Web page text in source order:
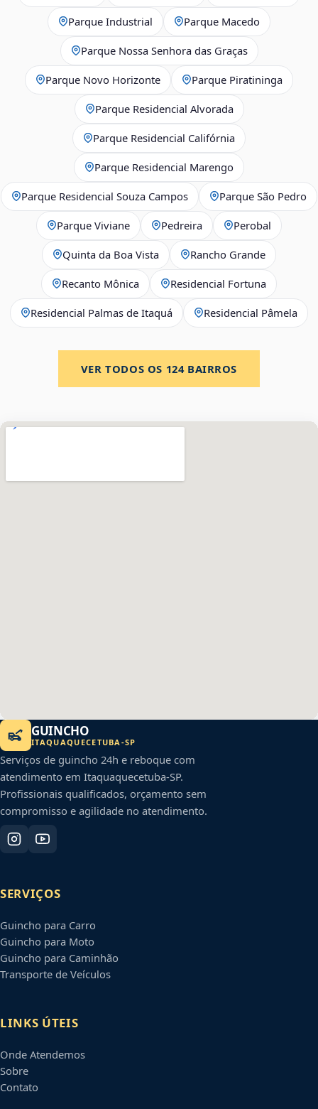
Parque Industrial Parque Macedo
Parque Nossa Senhora das Graças
Parque Novo Horizonte Parque Piratininga
Parque Residencial Alvorada
Parque Residencial Califórnia
Parque Residencial Marengo
Parque Residencial Souza Campos Parque São Pedro
Parque Viviane Pedreira Perobal
Quinta da Boa Vista Rancho Grande
Recanto Mônica Residencial Fortuna
Residencial Palmas de Itaquá Residencial Pâmela
VER TODOS OS 124BAIRROS
GUINCHO
ITAQUAQUECETUBA -SP
Serviços de guincho 24h e reboque com
atendimento em Itaquaquecetuba-SP.
Profissionais qualificados, orçamento sem
compromisso e agilidade no atendimento.
SERVIÇOS
Guincho para Carro
Guincho para Moto
Guincho para Caminhão
Transporte de Veículos
LINKS ÚTEIS
Onde Atendemos
Sobre
Contato